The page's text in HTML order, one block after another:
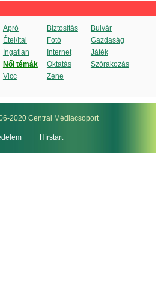
Apró Biztosítás
Bulvár
Étel/Ital Fotó
Gazdaság
Ingatlan Internet
Játék
Női témák Oktatás
Szórakozás
Vicc
Zene
2020 Central Médiacsoport
Hírstart